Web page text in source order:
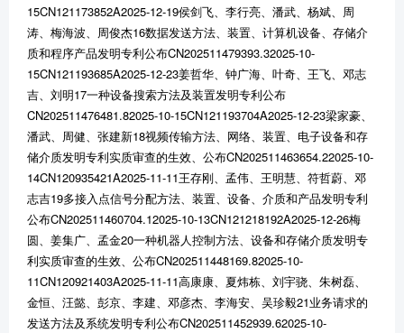
15CN121173852A2025-12-19侯剑飞、李行亮、潘武、杨斌、周
涛、梅海波、周俊杰16数据发送方法、装置、计算机设备、存储介
质和程序产品发明专利公布CN202511479393.32025-10-
15CN121193685A2025-12-23姜哲华、钟广海、叶奇、王飞、邓志
吉、刘明17一种设备搜索方法及装置发明专利公布
CN202511476481.82025-10-15CN121193704A2025-12-23梁家豪、
潘武、周健、张建新18视频传输方法、网络、装置、电子设备和存
储介质发明专利实质审查的生效、公布CN202511463654.22025-10-
14CN120935421A2025-11-11王存刚、孟伟、王明慧、符哲蔚、邓
志吉19多接入点信号分配方法、装置、设备、介质和产品发明专利
公布CN202511460704.12025-10-13CN121218192A2025-12-26梅
圆、姜集广、孟金20一种机器人控制方法、设备和存储介质发明专
利实质审查的生效、公布CN202511448169.82025-10-
11CN120921403A2025-11-11高康康、夏炜栋、刘宇骁、朱树磊、
金恒、汪懿、彭京、李建、邓彦杰、李海安、吴珍毅21业务请求的
发送方法及系统发明专利公布CN202511452939.62025-10-